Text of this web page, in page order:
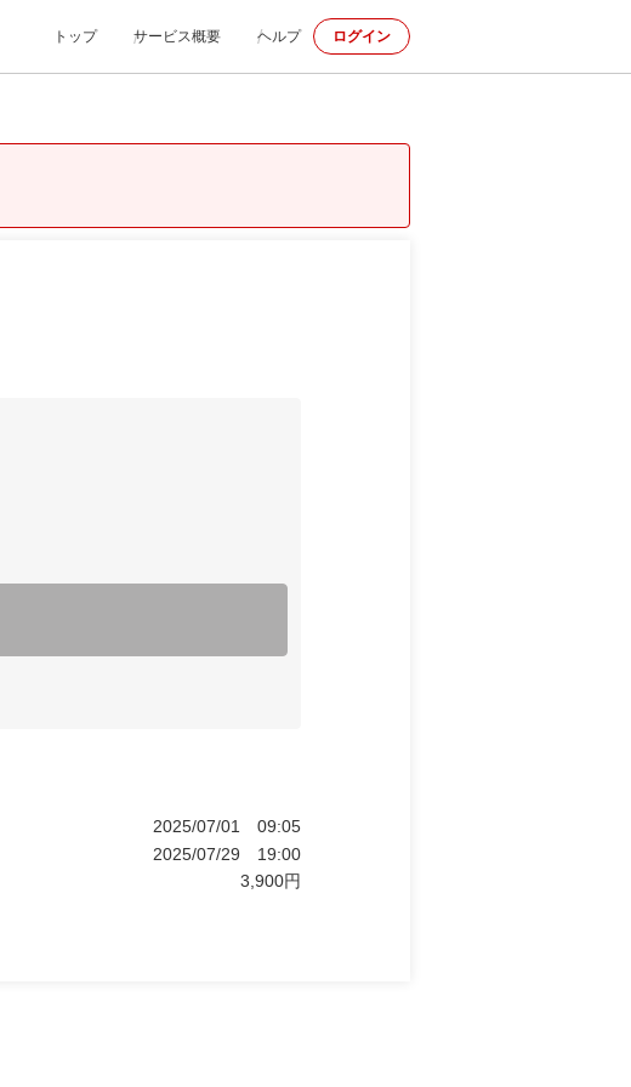
トップ サービス概要 ヘルプ ログイン
2025/07/01
09:05
2025/07/29
19:00
3,900円